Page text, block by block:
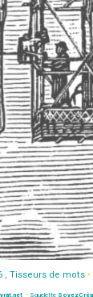
, Tisseurs de mots •
• Squelette